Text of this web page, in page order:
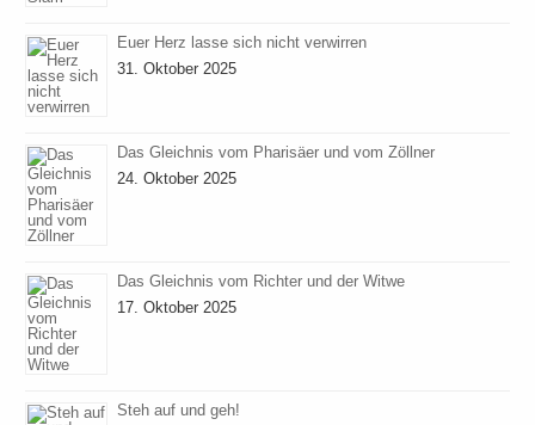
Euer Herz lasse sich nicht verwirren
31. Oktober 2025
Das Gleichnis vom Pharisäer und vom Zöllner
24. Oktober 2025
Das Gleichnis vom Richter und der Witwe
17. Oktober 2025
Steh auf und geh!